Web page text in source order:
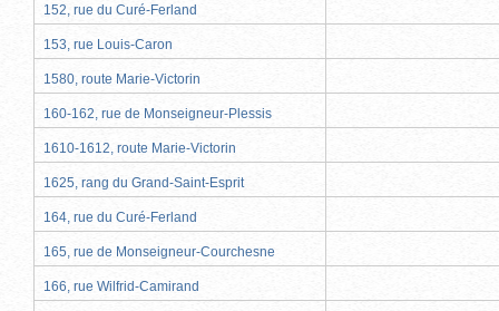
152, rue du Curé-Ferland
153, rue Louis-Caron
1580, route Marie-Victorin
160-162, rue de Monseigneur-Plessis
1610-1612, route Marie-Victorin
1625, rang du Grand-Saint-Esprit
164, rue du Curé-Ferland
165, rue de Monseigneur-Courchesne
166, rue Wilfrid-Camirand